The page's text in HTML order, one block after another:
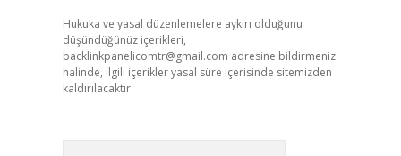
Hukuka ve yasal düzenlemelere aykırı olduğunu
düşündüğünüz içerikleri,
backlinkpanelicomtr@gmail.com adresine bildirmeniz
halinde, ilgili içerikler yasal süre içerisinde sitemizden
kaldırılacaktır.